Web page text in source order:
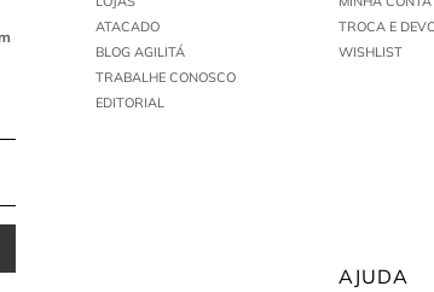
ATACADO
BLOG AGILITÁ
TRABALHE CONOSCO
EDITORIAL
TROCA E
WISHLIST
AJUDA